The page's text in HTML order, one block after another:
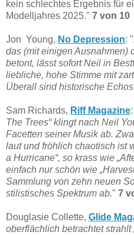
kein schlechtes Ergebnis für
Modelljahres 2025." 7 von 10
Jon Young, No Depression: "
das (mit einigen Ausnahmen)
betont, lässt sofort Neil in
liebliche, hohe Stimme mit
Überall sind historische
Sam Richards, Riff Magazine
The Trees“ klingt nach Neil
Facetten seiner Musik ab.
laut und fröhlich chaotisch ist
a Hurricane“, so krass wie
einfach nur schön wie
Sammlung von zehn neuen
stilistisches Spektrum ab." 7
Douglasie Collette, Glide
oberflächlich betrachtet strahlt